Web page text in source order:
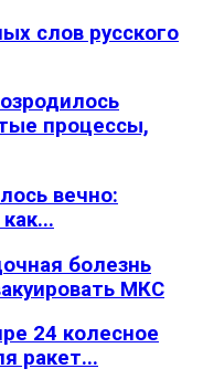
слов русского
процессы,
вечно:
болезнь
МКС
24 колесное
ракет...